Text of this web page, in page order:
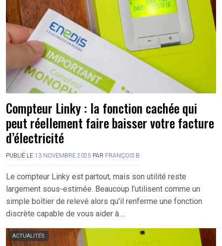
Compteur Linky : la fonction cachée qui
peut réellement faire baisser votre facture
d’électricité
PUBLIÉ LE 13 NOVEMBRE 2025 PAR FRANÇOIS B
Le compteur Linky est partout, mais son utilité reste
largement sous-estimée. Beaucoup l’utilisent comme un
simple boîtier de relevé alors qu’il renferme une fonction
discrète capable de vous aider à….
ACTUALITÉS